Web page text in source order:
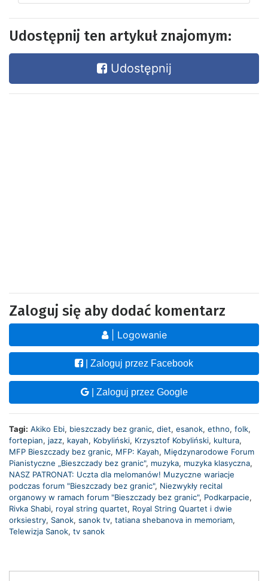
Udostępnij ten artykuł znajomym:
Udostępnij
Zaloguj się aby dodać komentarz
| Logowanie
| Zaloguj przez Facebook
| Zaloguj przez Google
Tagi: Akiko Ebi, bieszczady bez granic, diet, esanok, ethno, folk,
fortepian, jazz, kayah, Kobyliński, Krzysztof Kobyliński, kultura,
MFP Bieszczady bez granic, MFP: Kayah, Międzynarodowe Forum
Pianistyczne „Bieszczady bez granic", muzyka, muzyka klasyczna,
NASZ PATRONAT: Uczta dla melomanów! Muzyczne wariacje
podczas forum "Bieszczady bez granic", Niezwykły recital
organowy w ramach forum "Bieszczady bez granic", Podkarpacie,
Rivka Shabi, royal string quartet, Royal String Quartet i dwie
orksiestry, Sanok, sanok tv, tatiana shebanova in memoriam,
Telewizja Sanok, tv sanok